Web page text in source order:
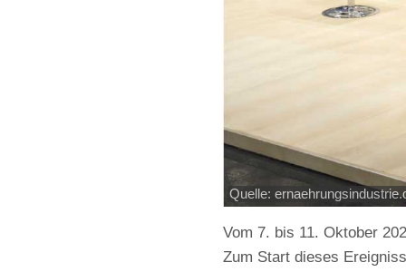
Quelle:
Vom 7. bis 11. Oktober
Zum Start dieses